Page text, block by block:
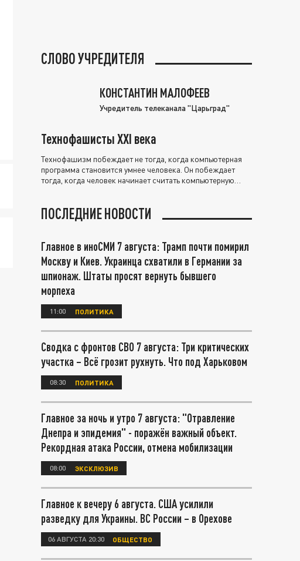
СЛОВО УЧРЕДИТЕЛЯ
КОНСТАНТИН МАЛОФЕЕВ
Учредитель телеканала "Царьград"
Технофашисты XXI века
Технофашизм побеждает не тогда, когда компьютерная
программа становится умнее человека. Он побеждает
тогда, когда человек начинает считать компьютерную
ПОСЛЕДНИЕ НОВОСТИ
Главное в иноСМИ 7 августа: Трамп почти помирил
Москву и Киев. Украинца схватили в Германии за
шпионаж. Штаты просят вернуть бывшего
морпеха
11:00 ПОЛИТИКА
Сводка с фронтов СВО 7 августа: Три критических
участка – Всё грозит рухнуть. Что под Харьковом
08:30 ПОЛИТИКА
Главное за ночь и утро 7 августа: "Отравление
Днепра и эпидемия" - поражён важный объект.
Рекордная атака России, отмена мобилизации
08:00 ЭКСКЛЮЗИВ
Главное к вечеру 6 августа. США усилили
разведку для Украины. ВС России – в Орехове
06 АВГУСТА 20:30 ОБЩЕСТВО